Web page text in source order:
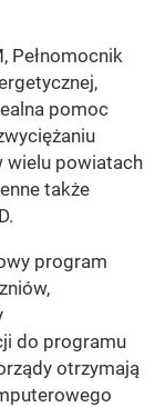
Pełnomocnik
pomoc
wielu powiatach
także
program
do programu
otrzymają